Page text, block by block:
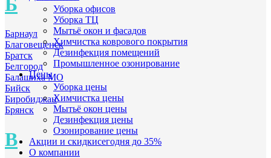
Барнаул
Благовещенск
Братск
Белгород
Балашиха МО
Бийск
Биробиджан
Брянск
В
Уборка офисов
Уборка ТЦ
Мытьё окон и фасадов
Химчистка коврового покрытия
Дезинфекция помещений
Промышленное озонирование
Цены
Уборка цены
Химчистка цены
Мытьё окон цены
Дезинфекция цены
Озонирование цены
Акции и скидкисегодня до 35%
О компании